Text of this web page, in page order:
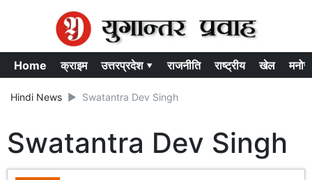
Home क्राइम उत्तरप्रदेश ▾ राजनीति राष्ट्रीय खेल
Hindi News Swatantra Dev Singh
Swatantra Dev Singh